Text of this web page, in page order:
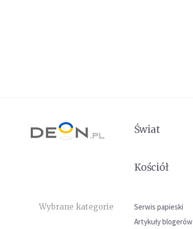
Świat
Kościół
Wybrane kategorie Serwis papieski
Artykuły blogerów